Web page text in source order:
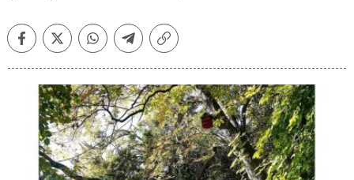
FacebookTwitterWhatsappTelegramCopiar